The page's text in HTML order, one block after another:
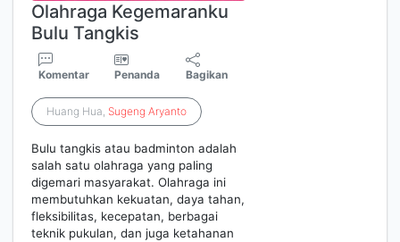
Olahraga Kegemaranku
Bulu Tangkis
Komentar Penanda Bagikan
Huang Hua, Sugeng Aryanto
Bulu tangkis atau badminton adalah
salah satu olahraga yang paling
digemari masyarakat. Olahraga ini
membutuhkan kekuatan, daya tahan,
fleksibilitas, kecepatan, berbagai
teknik pukulan, dan juga ketahanan